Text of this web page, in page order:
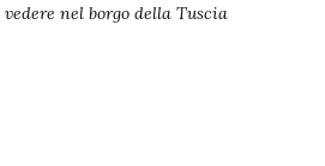
nel borgo della Tuscia